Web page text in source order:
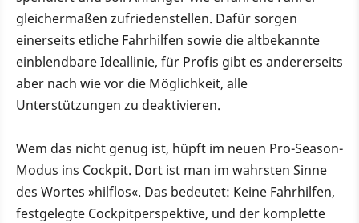
gleichermaßen zufriedenstellen. Dafür sorgen
einerseits etliche Fahrhilfen sowie die altbekannte
einblendbare Ideallinie, für Profis gibt es andererseits
aber nach wie vor die Möglichkeit, alle
Unterstützungen zu deaktivieren.
Wem das nicht genug ist, hüpft im neuen Pro-Season-
Modus ins Cockpit. Dort ist man im wahrsten Sinne
des Wortes »hilflos«. Das bedeutet: Keine Fahrhilfen,
festgelegte Cockpitperspektive, und der komplette